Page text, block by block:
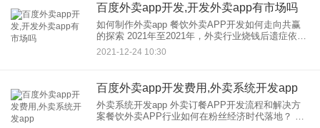
百度外卖app开发,开发外卖app有市场吗
如何制作外卖app 餐饮外卖APP开发如何走向共赢
的探索 2021年至2021年，外卖行业烧钱后遗症依然
明显，2021年以来仍处于不温不火的发展状态。去
库存化再次让房地产行业陷入狂欢。毕竟吃饭生活
2021-12-24 10:30
百度外卖app开发费用,外卖系统开发app
外卖系统开发app 外卖订餐APP开发流程和解决方
案餐饮外卖APP行业如何在粉丝经济时代落地？ 二